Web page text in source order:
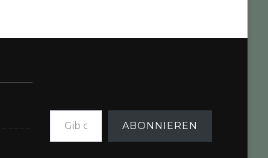
Gib deine E-Mail-Adresse ein ...
ABONNIEREN